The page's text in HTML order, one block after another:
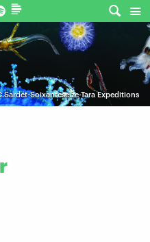
Soixanteseize-Tara Expeditions